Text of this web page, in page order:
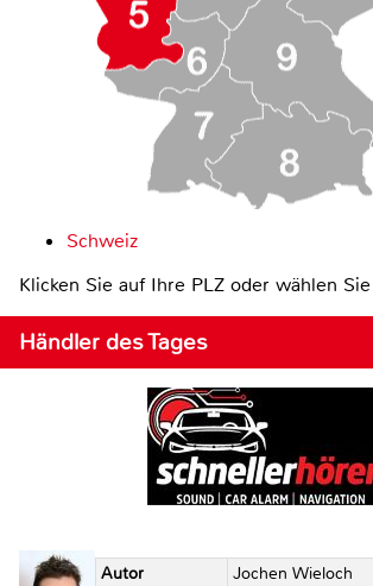
Schweiz
Klicken Sie auf Ihre PLZ oder wählen
Händler des Tages
Autor
Jochen Wieloch